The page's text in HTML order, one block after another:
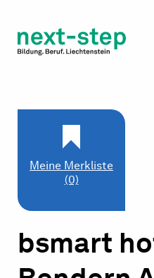
Beratung &
bsmart
Meine Merkliste
(0)